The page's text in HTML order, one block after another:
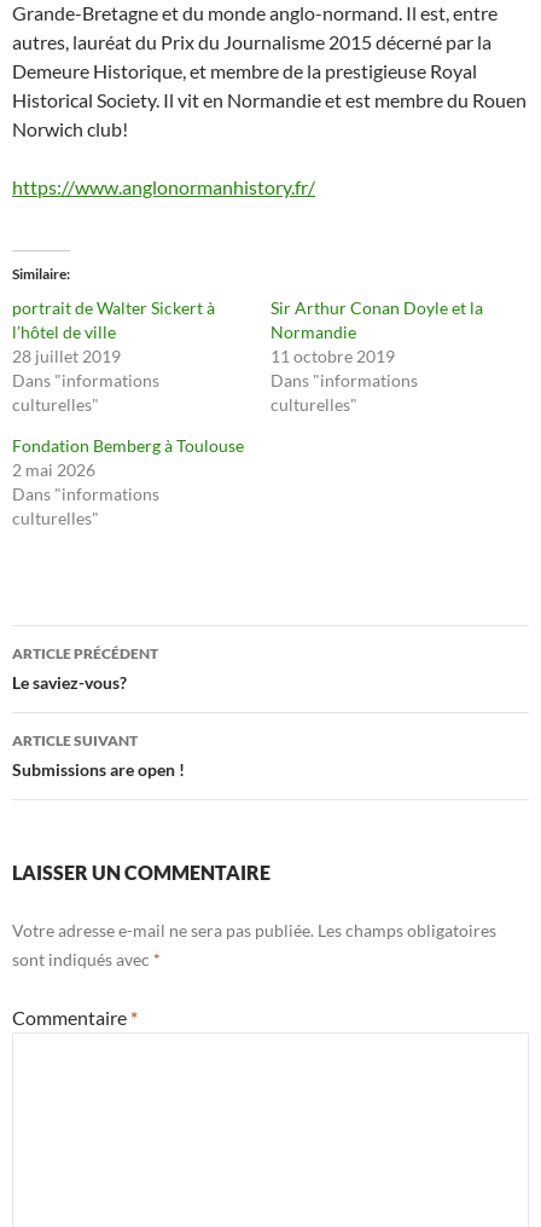
Grande-Bretagne et du monde anglo-normand. Il est, entre
autres, lauréat du Prix du Journalisme 2015 décerné par la
Demeure Historique, et membre de la prestigieuse Royal
Historical Society. Il vit en Normandie et est membre du Rouen
Norwich club!
https://www.anglonormanhistory.fr/
Similaire
portrait de Walter Sickert à
l’hôtel de ville
28 juillet 2019
Dans "informations
culturelles"
Sir Arthur Conan Doyle et la
Normandie
11 octobre 2019
Dans "informations
culturelles"
Fondation Bemberg à Toulouse
2 mai 2026
Dans "informations
culturelles"
Navigation
des
articles
ARTICLE PRÉCÉDENT
Le saviez-vous?
ARTICLE SUIVANT
Submissions are open !
LAISSER UN COMMENTAIRE
Votre adresse e-mail ne sera pas publiée. Les champs obligatoires
sont indiqués avec *
Commentaire *